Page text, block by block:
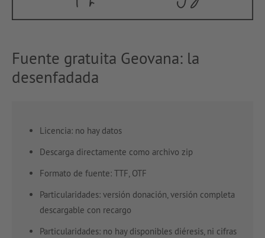
Fuente gratuita Geovana: la
desenfadada
Licencia: no hay datos
Descarga directamente como archivo zip
Formato de fuente: TTF, OTF
Particularidades: versión donación, versión completa
descargable con recargo
Particularidades: no hay disponibles diéresis, ni cifras